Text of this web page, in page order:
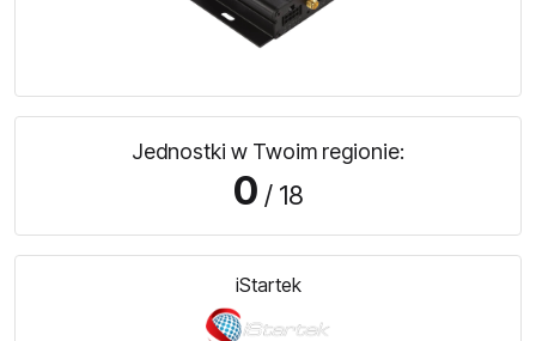
Jednostki w Twoim regionie:
0 / 18
iStartek